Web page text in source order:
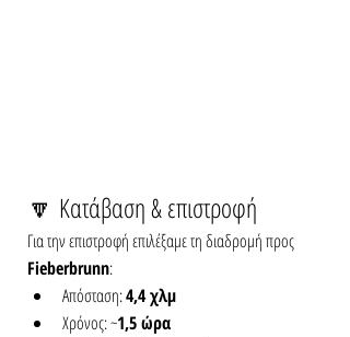
🔽 Κατάβαση & επιστροφή
Για την επιστροφή επιλέξαμε τη διαδρομή προς
Fieberbrunn:
Απόσταση: 4,4 χλμ
Χρόνος: ~1,5 ώρα